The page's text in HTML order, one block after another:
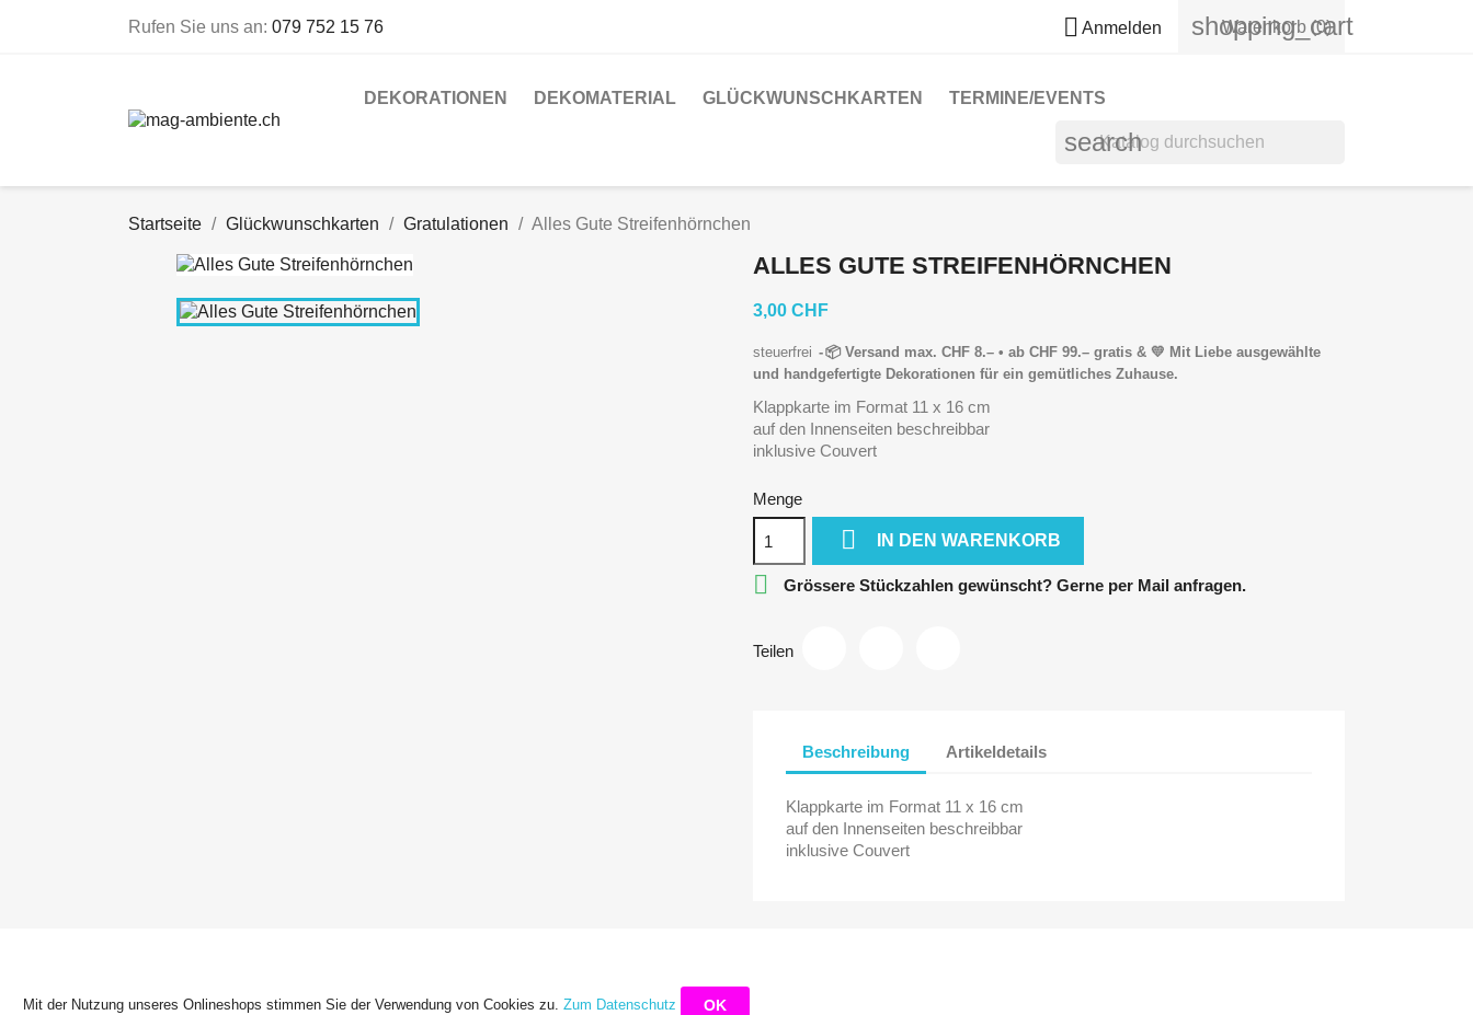
Rufen Sie uns an: 079 752 15 76  Anmelden shopping_cart
Warenkorb (0)
DEKORATIONEN DEKOMATERIAL GLÜCKWUNSCHKARTEN TERMINE/EVENTS
search
Startseite Glückwunschkarten Gratulationen Alles Gute Streifenhörnchen
ALLES GUTE STREIFENHÖRNCHEN
3,00 CHF
steuerfrei
📦 Versand max. CHF 8.– • ab CHF 99.– gratis & 💛 Mit Liebe ausgewählte
und handgefertigte Dekorationen für ein gemütliches Zuhause.
Klappkarte im Format 11 x 16 cm
auf den Innenseiten beschreibbar
inklusive Couvert
Menge
 IN DEN WARENKORB
 Grössere Stückzahlen gewünscht? Gerne per Mail anfragen.
Teilen
Beschreibung Artikeldetails
Klappkarte im Format 11 x 16 cm
auf den Innenseiten beschreibbar
inklusive Couvert
Mit der Nutzung unseres Onlineshops stimmen Sie der Verwendung von Cookies zu. Zum Datenschutz OK